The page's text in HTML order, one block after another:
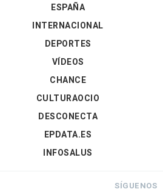
ESPAÑA
INTERNACIONAL
DEPORTES
VÍDEOS
CHANCE
CULTURAOCIO
DESCONECTA
EPDATA.ES
INFOSALUS
SÍGUENOS